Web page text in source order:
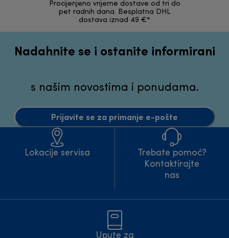
Procijenjeno vrijeme dostave od tri do
pet radnih dana. Besplatna DHL
dostava iznad 49 €*
Nadahnite se i ostanite informirani
s našim novostima i ponudama.
Prijavite se za primanje e-pošte
Lokacije servisa
Trebate pomoć?
Kontaktirajte
nas
Upute za